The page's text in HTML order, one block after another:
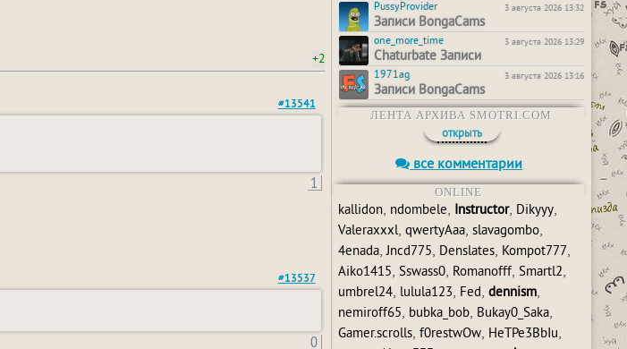
+2
#13541
1
#13537
0
PussyProvider 3 августа 2026 13:32
Записи BongaCams
one_more_time 3 августа 2026 13:29
Chaturbate Записи
1971ag 3 августа 2026 13:16
Записи BongaCams
ЛЕНТА АРХИВА SMOTRI.COM
открыть
все комментарии
ONLINE
kallidon, ndombele, Instructor, Dikyyy,
Valeraxxxl, qwertyAaa, slavagombo,
4enada,Jncd775, Denslates, Kompot777,
Aiko1415, Sswass0, Romanofff, Smartl2,
umbrel24, lulula123, Fed, dennism,
nemiroff65, bubka_bob, Bukay0_Saka,
Gamer.scrolls, f0restwOw, HeTPe3BbIu,